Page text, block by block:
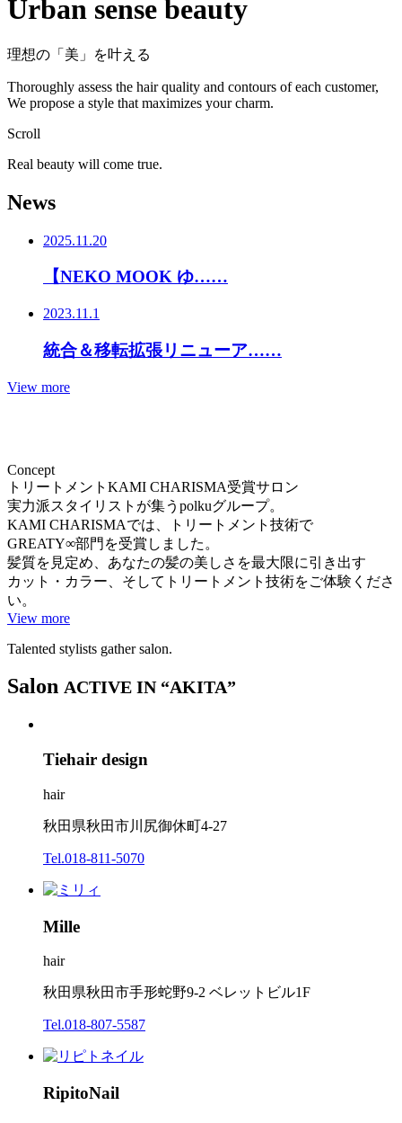
Urban sense beauty
理想の「美」を叶える
Thoroughly assess the hair quality and contours of each customer,
We propose a style that maximizes your charm.
Scroll
Real beauty will come true.
News
2025.11.20
【NEKO MOOK ゆ……
2023.11.1
統合＆移転拡張リニューア……
View more
Concept
トリートメントKAMI CHARISMA受賞サロン
実力派スタイリストが集うpolkuグループ。
KAMI CHARISMAでは、トリートメント技術で
GREATY∞部門を受賞しました。
髪質を見定め、あなたの髪の美しさを最大限に引き出す
カット・カラー、そしてトリートメント技術をご体験くださ
い。
View more
Talented stylists gather salon.
Salon ACTIVE IN “AKITA”
Tiehair design
hair
秋田県秋田市川尻御休町4-27
Tel.018-811-5070
Mille
hair
秋田県秋田市手形蛇野9-2 ベレットビル1F
Tel.018-807-5587
RipitoNail